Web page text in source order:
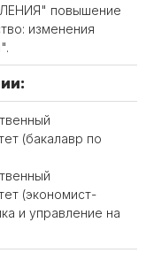
повышение
изменения
(бакалавр по
(экономист-
и управление на